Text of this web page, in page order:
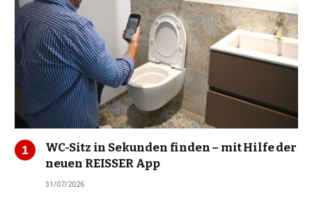
WC-Sitz in Sekunden finden – mit Hilfe der
neuen REISSER App
31/07/2026